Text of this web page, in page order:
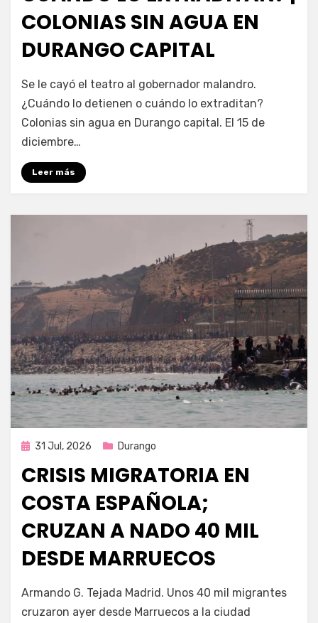
COLONIAS SIN AGUA EN
DURANGO CAPITAL
por Fernando Miranda Servín
Se le cayó el teatro al gobernador malandro.
¿Cuándo lo detienen o cuándo lo extraditan?
Colonias sin agua en Durango capital. El 15 de
diciembre…
Leer más
Publicada
31 Jul, 2026 Durango
CRISIS MIGRATORIA EN
COSTA ESPAÑOLA;
CRUZAN A NADO 40 MIL
DESDE MARRUECOS
Fernando Miranda Servín
Armando G. Tejada Madrid. Unos 40 mil migrantes
cruzaron ayer desde Marruecos a la ciudad